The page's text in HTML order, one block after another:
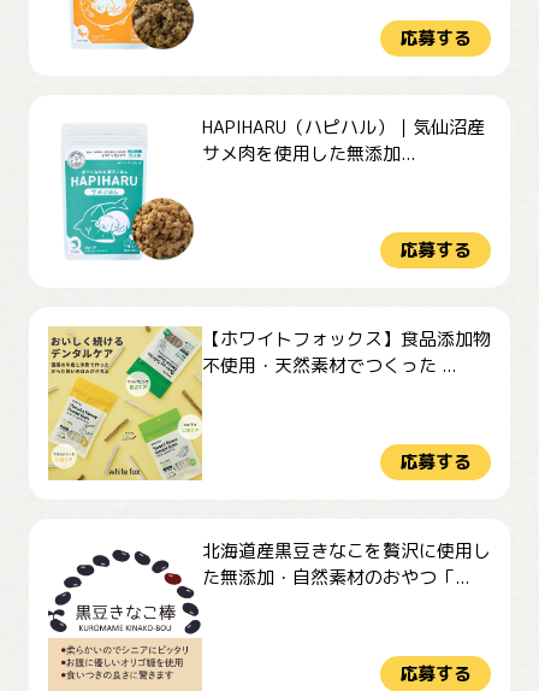
応募する
HAPIHARU（ハピハル）｜気仙沼産
サメ肉を使用した無添加...
応募する
【ホワイトフォックス】食品添加物
不使用・天然素材でつくった ...
応募する
北海道産黒豆きなこを贅沢に使用し
た無添加・自然素材のおやつ「...
応募する